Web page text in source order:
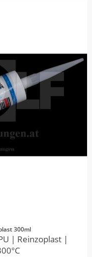
300ml
| Reinzoplast |